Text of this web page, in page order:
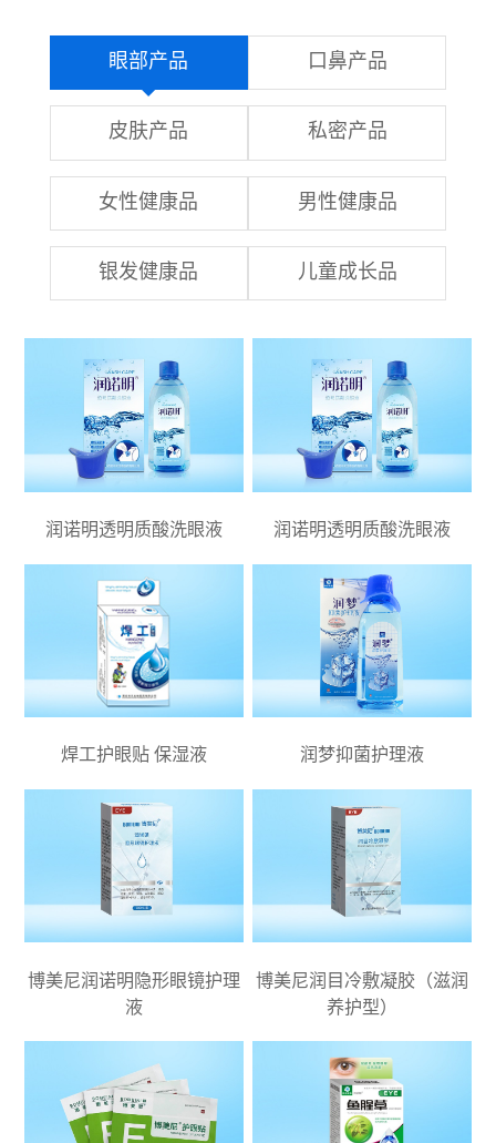
眼部产品 口鼻产品
皮肤产品 私密产品
女性健康品 男性健康品
银发健康品 儿童成长品
润诺明透明质酸洗眼液 润诺明透明质酸洗眼液
焊工护眼贴 保湿液 润梦抑菌护理液
博美尼润诺明隐形眼镜护理
液
博美尼润目冷敷凝胶（滋润
养护型）